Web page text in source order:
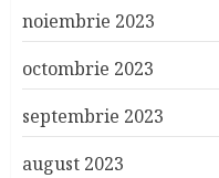
noiembrie 2023
octombrie 2023
septembrie 2023
august 2023